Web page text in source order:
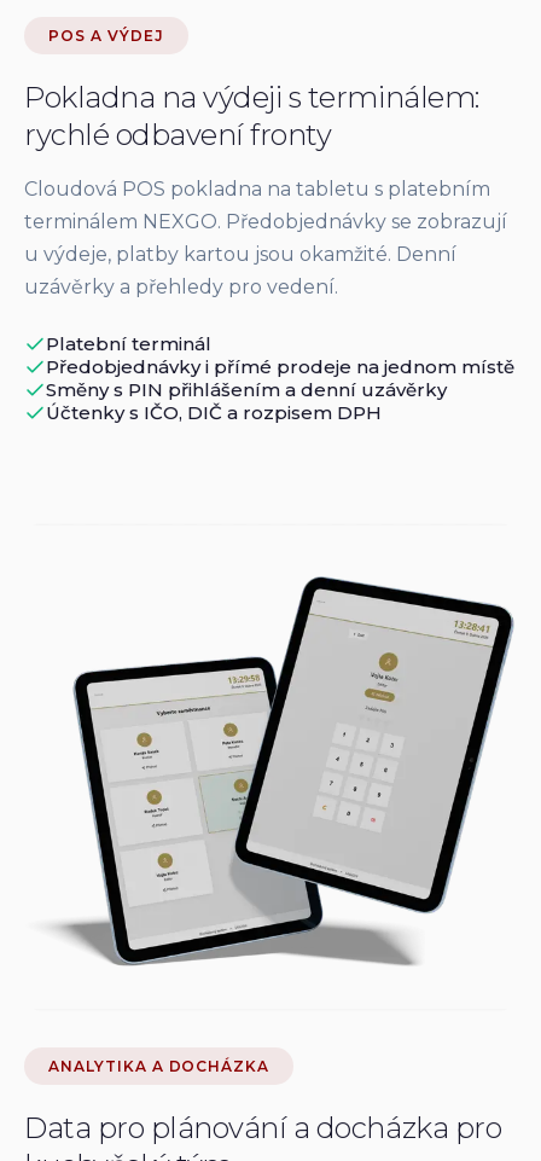
POS A VÝDEJ
Pokladna na výdeji s terminálem:
rychlé odbavení fronty
Cloudová POS pokladna na tabletu s platebním
terminálem NEXGO. Předobjednávky se zobrazují
u výdeje, platby kartou jsou okamžité. Denní
uzávěrky a přehledy pro vedení.
Platební terminál
Předobjednávky i přímé prodeje na jednom místě
Směny s PIN přihlášením a denní uzávěrky
Účtenky s IČO, DIČ a rozpisem DPH
ANALYTIKA A DOCHÁZKA
Data pro plánování a docházka pro